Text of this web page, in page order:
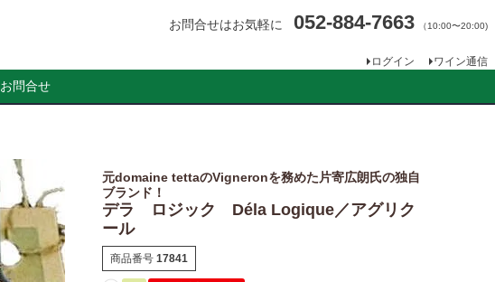
お問合せはお気軽に 052-884-7663 （10:00〜20:00)
ログイン ワイン通信
お問合せ
元domaine tettaのVigneronを務めた片寄広朗氏の独自
ブランド！
デラ ロジック Déla Logique／アグリク
ール
商品番号 17841